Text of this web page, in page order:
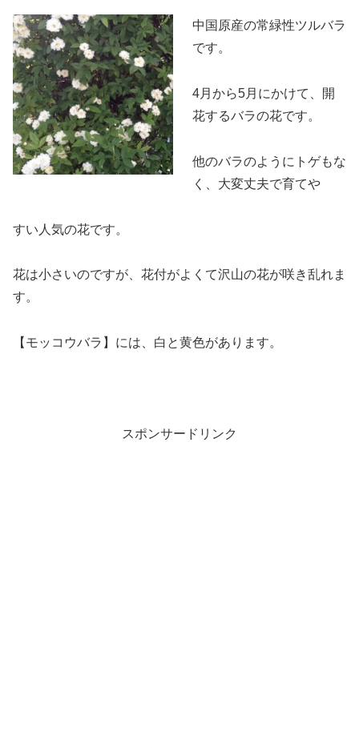
中国原産の常緑性ツルバラ
です。
4月から5月にかけて、開
花するバラの花です。
他のバラのようにトゲもな
く、大変丈夫で育てや
すい人気の花です。
花は小さいのですが、花付がよくて沢山の花が咲き乱れま
す。
【モッコウバラ】には、白と黄色があります。
スポンサードリンク